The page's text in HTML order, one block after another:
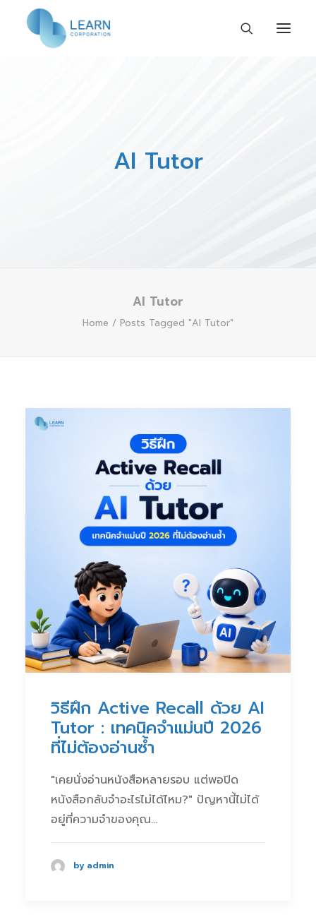
AI Tutor
AI Tutor
Home Posts Tagged "AI Tutor"
วิธีฝึก Active Recall ด้วย AI
Tutor : เทคนิคจำแม่นปี 2026
ที่ไม่ต้องอ่านซ้ำ
"เคยนั่งอ่านหนังสือหลายรอบ แต่พอปิด
หนังสือกลับจำอะไรไม่ได้ไหม?" ปัญหานี้ไม่ได้
อยู่ที่ความจำของคุณ…
by admin